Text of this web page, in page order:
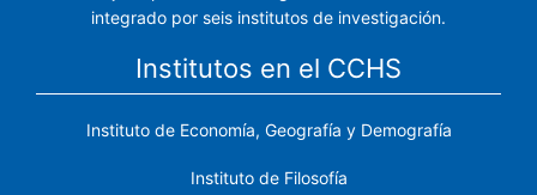
integrado por seis institutos de investigación.
Institutos en el CCHS
Instituto de Economía, Geografía y Demografía
Instituto de Filosofía